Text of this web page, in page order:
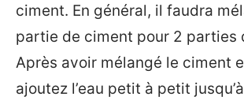
ciment. En général, il faudra
partie de ciment pour 2 parties
Après avoir mélangé le ciment
ajoutez l’eau petit à petit